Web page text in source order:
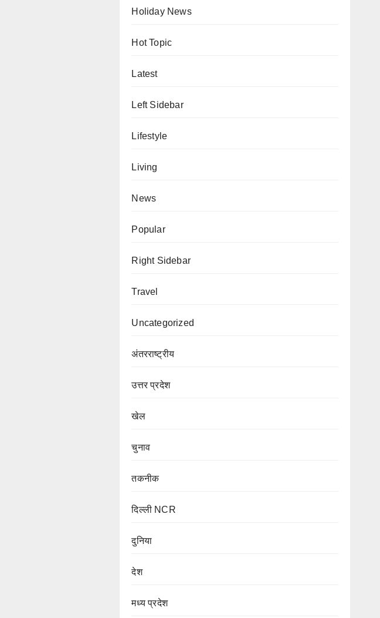
Holiday News
Hot Topic
Latest
Left Sidebar
Lifestyle
Living
News
Popular
Right Sidebar
Travel
Uncategorized
अंतरराष्ट्रीय
उत्तर प्रदेश
खेल
चुनाव
तकनीक
दिल्ली NCR
दुनिया
देश
मध्य प्रदेश